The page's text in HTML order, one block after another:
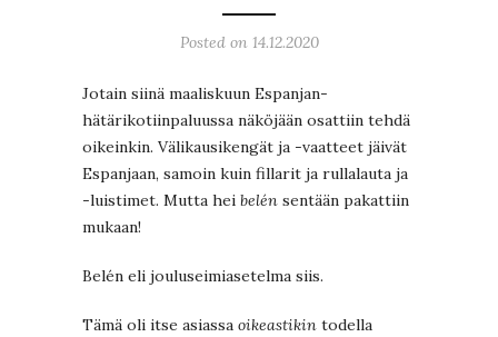
Posted on 14.12.2020
Jotain siinä maaliskuun Espanjan-
hätärikotiinpaluussa näköjään osattiin tehdä
oikeinkin. Välikausikengät ja -vaatteet jäivät
Espanjaan, samoin kuin fillarit ja rullalauta ja
-luistimet. Mutta hei belén sentään pakattiin
mukaan!
Belén eli jouluseimiasetelma siis.
Tämä oli itse asiassa oikeastikin todella